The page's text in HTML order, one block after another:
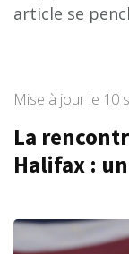
article se
Mise à jour le 10
La
Halifax :